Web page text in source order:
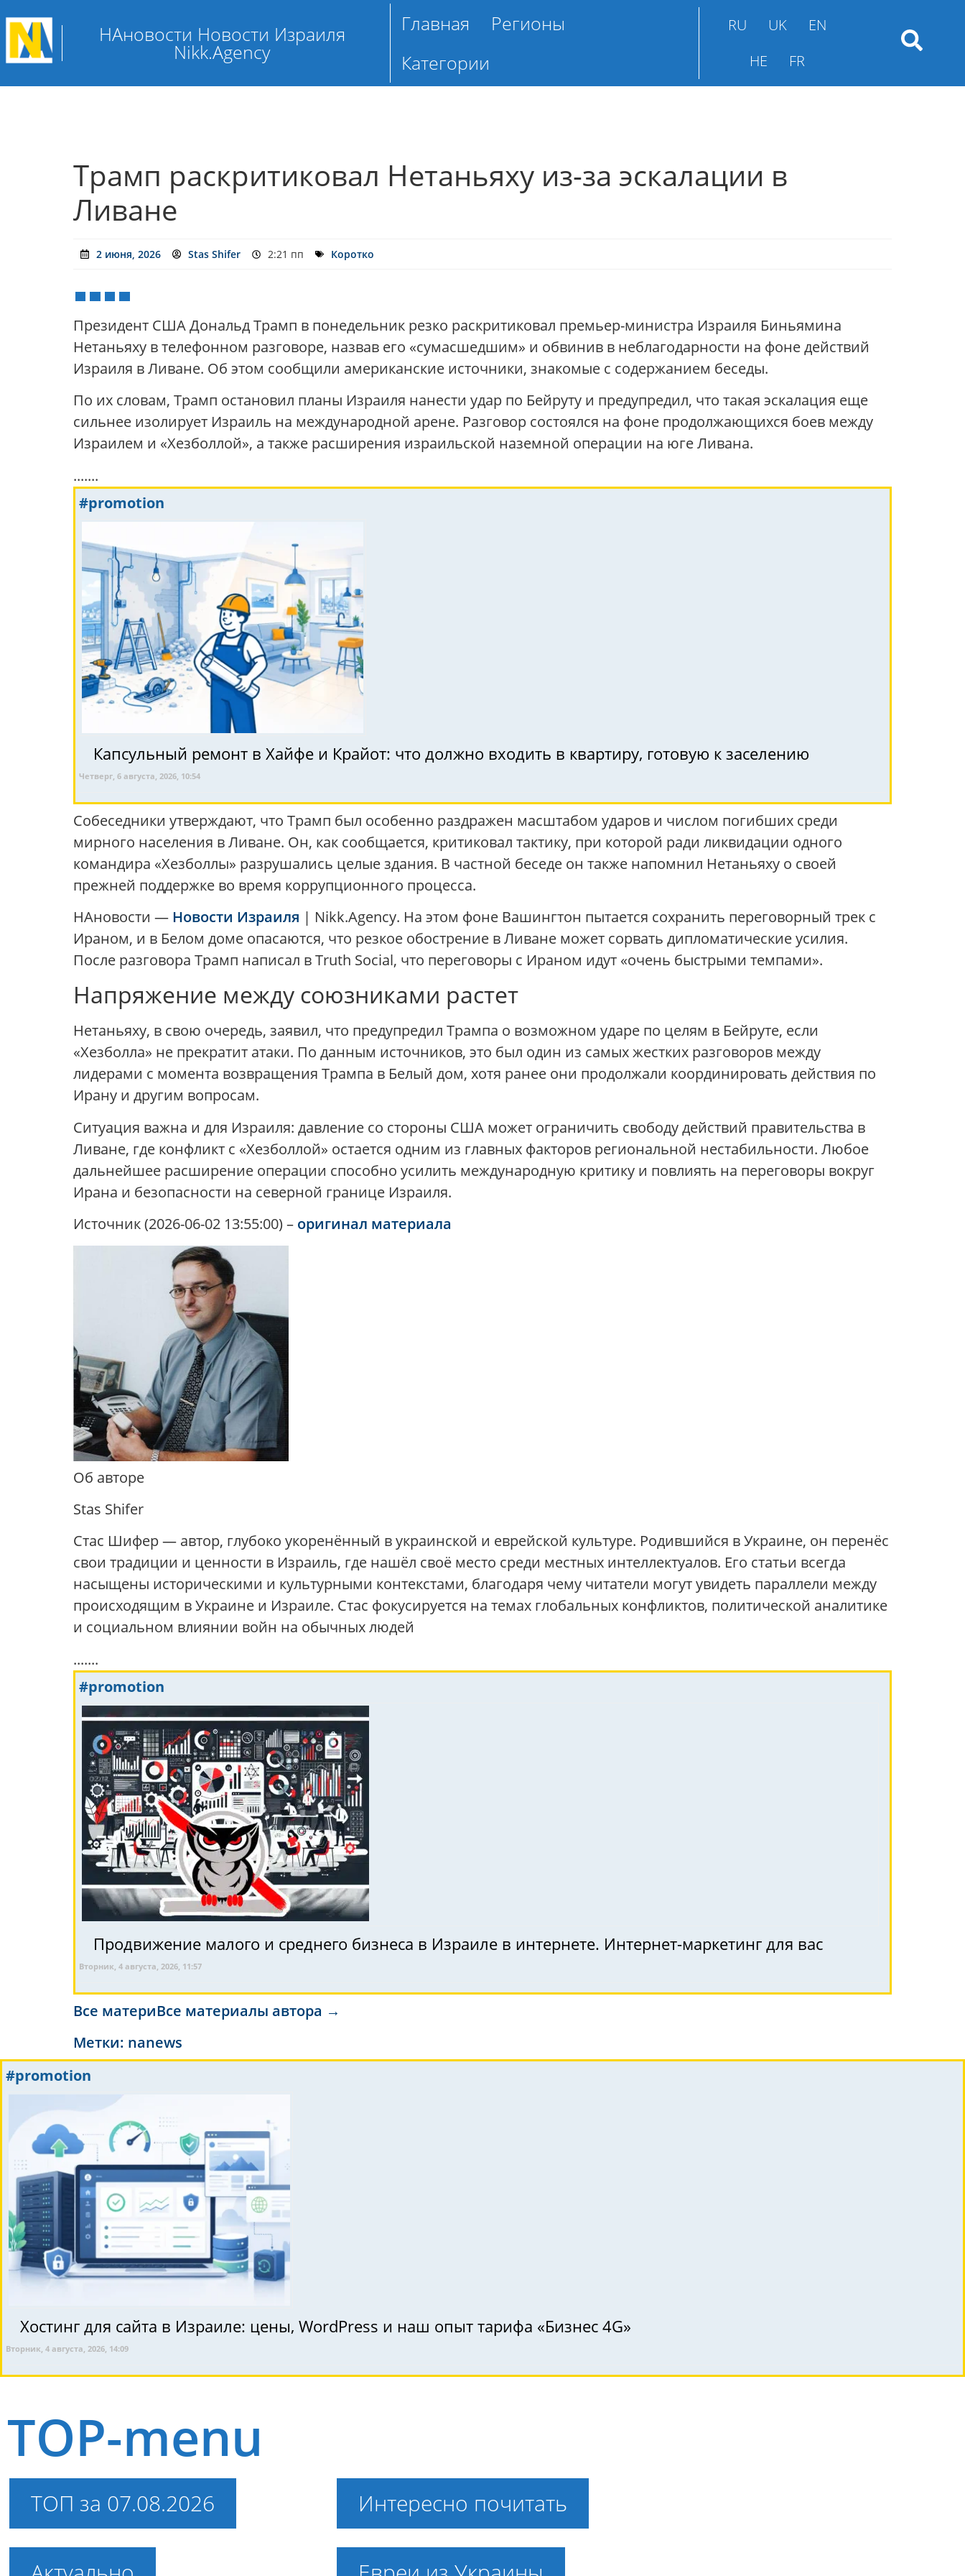
НАновости Новости Израиля
Nikk.Agency
Главная
Регионы
Категории
RU UK
EN
HE
FR
Трамп раскритиковал Нетаньяху из-за эскалации в
Ливане
2 июня, 2026 Stas Shifer 2:21 пп Коротко
Президент США Дональд Трамп в понедельник резко раскритиковал премьер-министра Израиля Биньямина
Нетаньяху в телефонном разговоре, назвав его «сумасшедшим» и обвинив в неблагодарности на фоне действий
Израиля в Ливане. Об этом сообщили американские источники, знакомые с содержанием беседы.
По их словам, Трамп остановил планы Израиля нанести удар по Бейруту и предупредил, что такая эскалация еще
сильнее изолирует Израиль на международной арене. Разговор состоялся на фоне продолжающихся боев между
Израилем и «Хезболлой», а также расширения израильской наземной операции на юге Ливана.
.......
#promotion
Капсульный ремонт в Хайфе и Крайот: что должно входить в квартиру, готовую к заселению
Четверг, 6 августа, 2026, 10:54
Собеседники утверждают, что Трамп был особенно раздражен масштабом ударов и числом погибших среди
мирного населения в Ливане. Он, как сообщается, критиковал тактику, при которой ради ликвидации одного
командира «Хезболлы» разрушались целые здания. В частной беседе он также напомнил Нетаньяху о своей
прежней поддержке во время коррупционного процесса.
НАновости — Новости Израиля | Nikk.Agency. На этом фоне Вашингтон пытается сохранить переговорный трек с
Ираном, и в Белом доме опасаются, что резкое обострение в Ливане может сорвать дипломатические усилия.
После разговора Трамп написал в Truth Social, что переговоры с Ираном идут «очень быстрыми темпами».
Напряжение между союзниками растет
Нетаньяху, в свою очередь, заявил, что предупредил Трампа о возможном ударе по целям в Бейруте, если
«Хезболла» не прекратит атаки. По данным источников, это был один из самых жестких разговоров между
лидерами с момента возвращения Трампа в Белый дом, хотя ранее они продолжали координировать действия по
Ирану и другим вопросам.
Ситуация важна и для Израиля: давление со стороны США может ограничить свободу действий правительства в
Ливане, где конфликт с «Хезболлой» остается одним из главных факторов региональной нестабильности. Любое
дальнейшее расширение операции способно усилить международную критику и повлиять на переговоры вокруг
Ирана и безопасности на северной границе Израиля.
Источник (2026-06-02 13:55:00) – оригинал материала
Об авторе
Stas Shifer
Стас Шифер — автор, глубоко укоренённый в украинской и еврейской культуре. Родившийся в Украине, он перенёс
свои традиции и ценности в Израиль, где нашёл своё место среди местных интеллектуалов. Его статьи всегда
насыщены историческими и культурными контекстами, благодаря чему читатели могут увидеть параллели между
происходящим в Украине и Израиле. Стас фокусируется на темах глобальных конфликтов, политической аналитике
и социальном влиянии войн на обычных людей
.......
#promotion
Продвижение малого и среднего бизнеса в Израиле в интернете. Интернет-маркетинг для вас
Вторник, 4 августа, 2026, 11:57
Все материВсе материалы автора →
Метки: nanews
#promotion
Хостинг для сайта в Израиле: цены, WordPress и наш опыт тарифа «Бизнес 4G»
Вторник, 4 августа, 2026, 14:09
TOP-menu
ТОП за 07.08.2026 Интересно почитать